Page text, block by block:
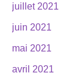
juillet 2021
juin 2021
mai 2021
avril 2021